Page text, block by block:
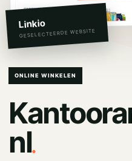
Linkio
GESELECTEERDE WEBSITE
ONLINE WINKELEN
nl.